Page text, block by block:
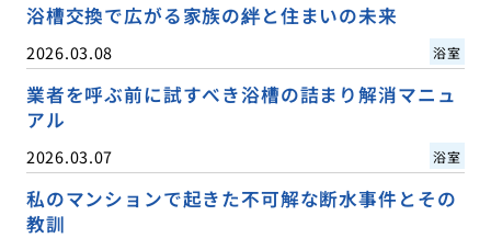
浴槽交換で広がる家族の絆と住まいの未来
2026.03.08 浴室
業者を呼ぶ前に試すべき浴槽の詰まり解消マニュ
アル
2026.03.07 浴室
私のマンションで起きた不可解な断水事件とその
教訓